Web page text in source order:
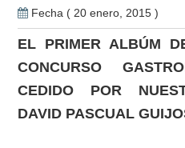
Fecha ( 20 enero, 2015 )
EL PRIMER ALBÚM
CONCURSO
CEDIDO POR
DAVID PASCUAL